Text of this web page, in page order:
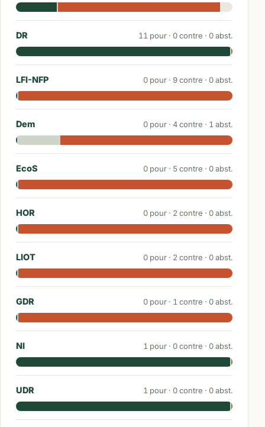
DR 11 pour · 0contre · 0abst.
LFI-NFP 0 pour · 9contre · 0abst.
Dem 0 pour · 4contre · 1 abst.
EcoS 0 pour · 5contre · 0abst.
HOR 0 pour · 2 contre · 0abst.
LIOT 0 pour · 2 contre · 0abst.
GDR 0 pour · 1 contre · 0abst.
NI 1 pour · 0contre · 0abst.
UDR 1 pour · 0contre · 0abst.